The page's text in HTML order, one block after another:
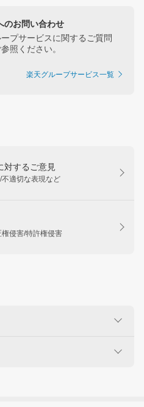
のお問い合わせ
プサービスに関するご質問
照ください。
楽天グループサービス一覧
対するご意見
適切な表現など
侵害/特許権侵害
ださい